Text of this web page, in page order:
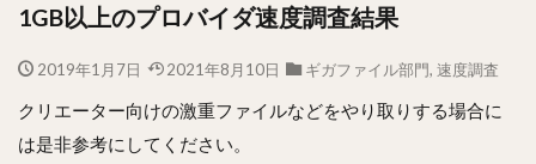
1GB以上のプロバイダ速度調査結果
2019年1月7日 2021年8月10日 ギガファイル部門, 速度調査
クリエーター向けの激重ファイルなどをやり取りする場合に
は是非参考にしてください。